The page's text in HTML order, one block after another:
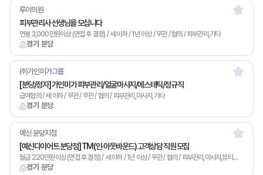
경기 분당
루이의원
피부관리사 선생님을 모십니다
연봉 3,000만원이상 (면접 후 결정) / 세 이하 / 1년 이상 / 무관 / 협의 / 피부관리,기타
경기 분당
㈜가인미가그룹
[분당/정자] 가인미가 피부관리/얼굴마사지/에스테틱/정규직
급여협의 / 세 이하 / 무관 / 무관 / 협의 / 피부관리,마사지,기타
경기 분당
예신 분당지점
[예신다이어트 분당점] TM(인·아웃바운드) 고객상담 직원 모집
월급 220만원이상 (면접 후 결정) / 세 이하 / 1년 이상 / 무관 / 협의 / 피부관리,마사지,뷰티매니저,기타